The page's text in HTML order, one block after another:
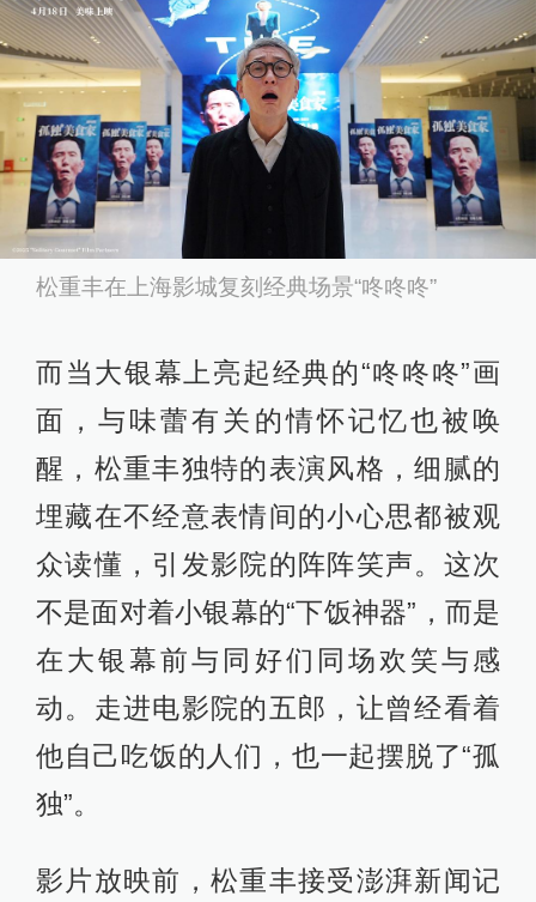
松重丰在上海影城复刻经典场景“咚咚咚”
而当大银幕上亮起经典的“咚咚咚”画
面，与味蕾有关的情怀记忆也被唤
醒，松重丰独特的表演风格，细腻的
埋藏在不经意表情间的小心思都被观
众读懂，引发影院的阵阵笑声。这次
不是面对着小银幕的“下饭神器”，而是
在大银幕前与同好们同场欢笑与感
动。走进电影院的五郎，让曾经看着
他自己吃饭的人们，也一起摆脱了“孤
独”。
影片放映前，松重丰接受澎湃新闻记